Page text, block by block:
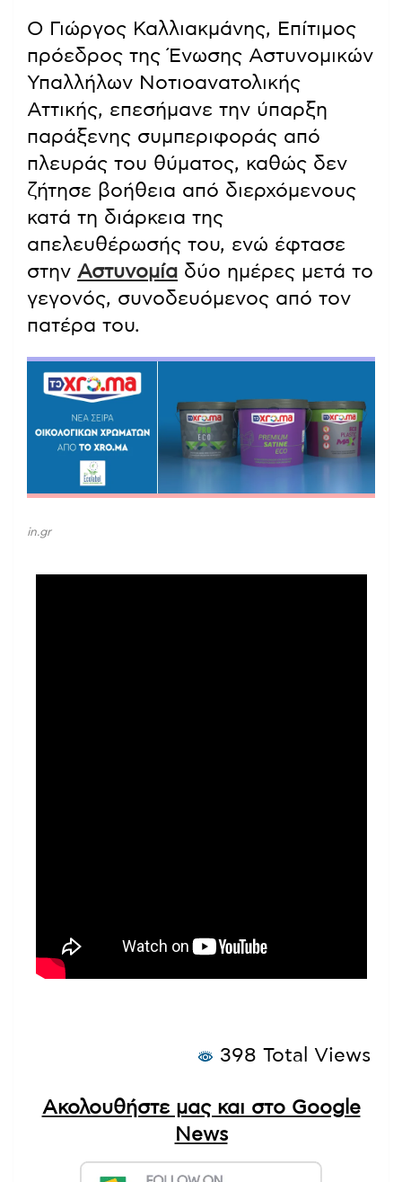
Ο Γιώργος Καλλιακμάνης, Επίτιμος
πρόεδρος της Ένωσης Αστυνομικών
Υπαλλήλων Νοτιοανατολικής
Αττικής, επεσήμανε την ύπαρξη
παράξενης συμπεριφοράς από
πλευράς του θύματος, καθώς δεν
ζήτησε βοήθεια από διερχόμενους
κατά τη διάρκεια της
απελευθέρωσής του, ενώ έφτασε
στην Αστυνομία δύο ημέρες μετά το
γεγονός, συνοδευόμενος από τον
πατέρα του.
in.gr
398 Total Views
Ακολουθήστε μας και στο Google
News